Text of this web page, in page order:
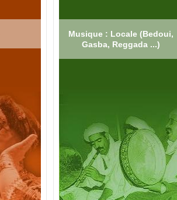
Musique : Locale (Bedoui,
Gasba, Reggada ...)